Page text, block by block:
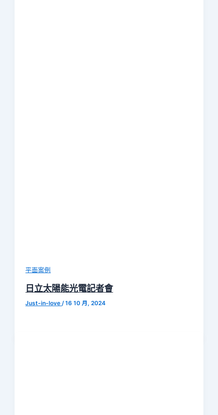
平面案例
日立太陽能光電記者會
Just-in-love/16 10 月, 2024